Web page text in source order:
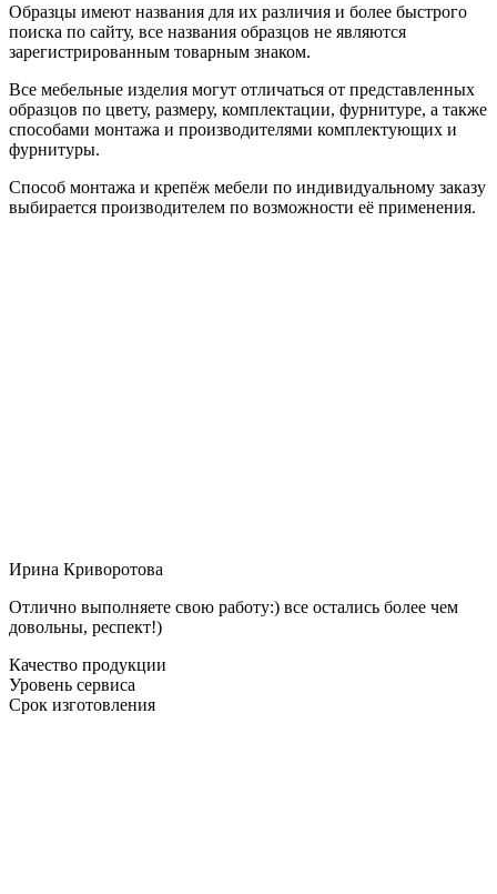
Образцы имеют названия для их различия и более быстрого
поиска по сайту, все названия образцов не являются
зарегистрированным товарным знаком.
Все мебельные изделия могут отличаться от представленных
образцов по цвету, размеру, комплектации, фурнитуре, а также
способами монтажа и производителями комплектующих и
фурнитуры.
Способ монтажа и крепёж мебели по индивидуальному заказу
выбирается производителем по возможности её применения.
Ирина Криворотова
Отлично выполняете свою работу:) все остались более чем
довольны, респект!)
Качество продукции
Уровень сервиса
Срок изготовления